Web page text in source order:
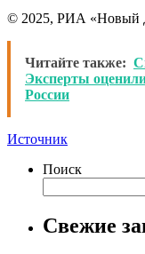
© 2025, РИА «Новый
Читайте также:
Эксперты
России
Источник
Поиск
Свежие